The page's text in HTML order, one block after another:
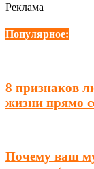
Реклама
Популярное:
8 признаков
жизни прямо
Почему ваш